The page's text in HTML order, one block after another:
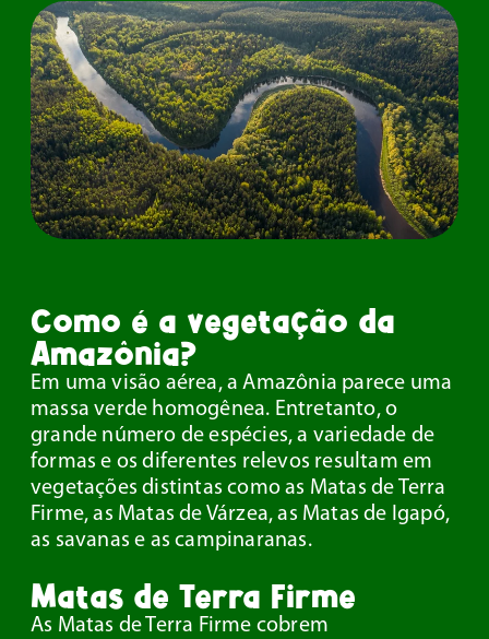
Como é a vegetação da
Amazônia?
Em uma visão aérea, a Amazônia parece uma
massa verde homogênea. Entretanto, o
grande número de espécies, a variedade de
formas e os diferentes relevos resultam em
vegetações distintas como as Matas de Terra
Firme, as Matas de Várzea, as Matas de Igapó,
as savanas e as campinaranas.
Matas de Terra Firme
As Matas de Terra Firme cobrem